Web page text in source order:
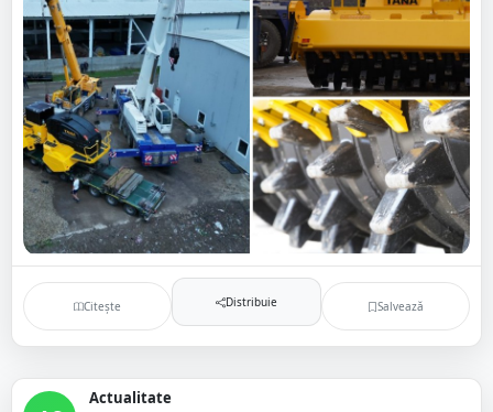
Citește Distribuie Salvează
Actualitate